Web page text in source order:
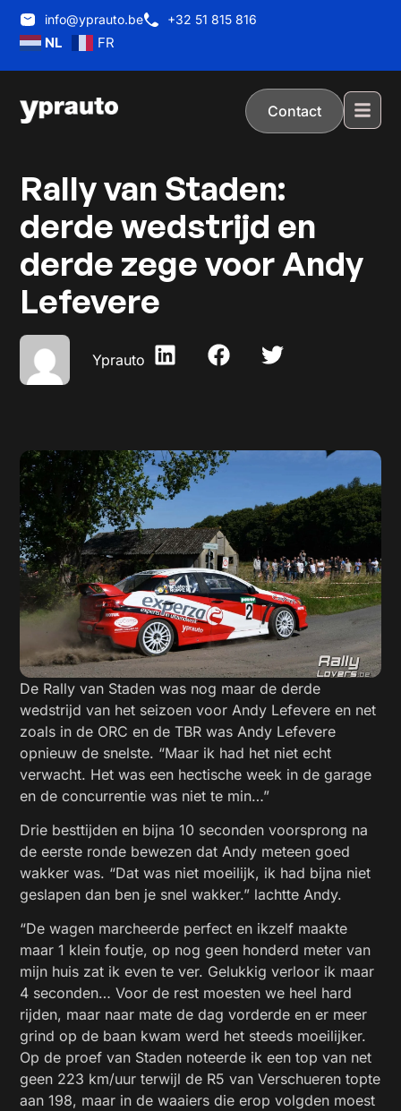
info@yprauto.be +32 51 815 816
NL FR
Contact
Rally van Staden:
derde wedstrijd en
derde zege voor Andy
Lefevere
Yprauto
De Rally van Staden was nog maar de derde
wedstrijd van het seizoen voor Andy Lefevere en net
zoals in de ORC en de TBR was Andy Lefevere
opnieuw de snelste. “Maar ik had het niet echt
verwacht. Het was een hectische week in de garage
en de concurrentie was niet te min…”
Drie besttijden en bijna 10 seconden voorsprong na
de eerste ronde bewezen dat Andy meteen goed
wakker was. “Dat was niet moeilijk, ik had bijna niet
geslapen dan ben je snel wakker.” lachtte Andy.
“De wagen marcheerde perfect en ikzelf maakte
maar 1 klein foutje, op nog geen honderd meter van
mijn huis zat ik even te ver. Gelukkig verloor ik maar
4 seconden… Voor de rest moesten we heel hard
rijden, maar naar mate de dag vorderde en er meer
grind op de baan kwam werd het steeds moeilijker.
Op de proef van Staden noteerde ik een top van net
geen 223 km/uur terwijl de R5 van Verschueren topte
aan 198, maar in de waaiers die erop volgden moest